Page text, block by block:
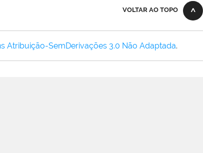
VOLTAR AO TOPO
Atribuição-SemDerivações 3.0 Não Adaptada.